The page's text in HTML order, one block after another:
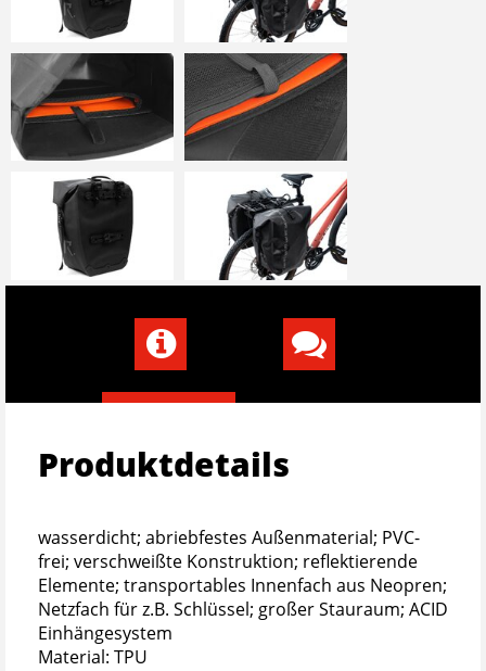
Produktdetails
wasserdicht; abriebfestes Außenmaterial; PVC-
frei; verschweißte Konstruktion; reflektierende
Elemente; transportables Innenfach aus Neopren;
Netzfach für z.B. Schlüssel; großer Stauraum; ACID
Einhängesystem
Material: TPU